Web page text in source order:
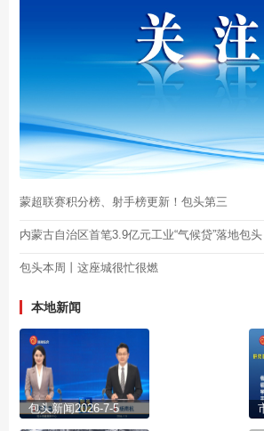
蒙超联赛积分榜、射手榜更新！包头第三
内蒙古自治区首笔3.9亿元工业“气候贷”落地包头
包头本周丨这座城很忙很燃
本地新闻
包头新闻2026-7-5